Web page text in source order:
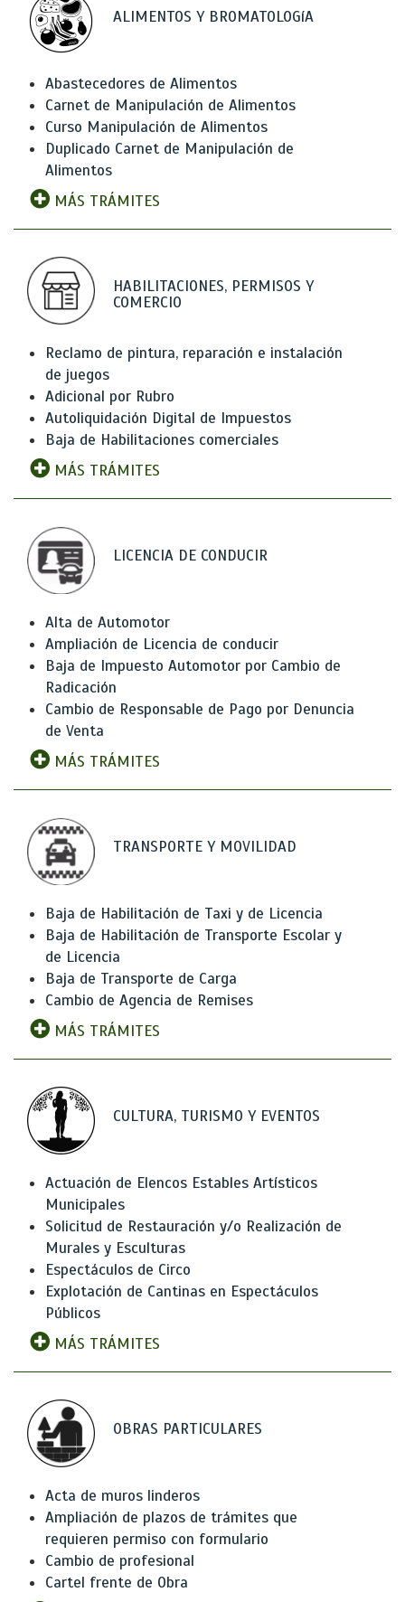
ALIMENTOS Y BROMATOLOGíA
Abastecedores de Alimentos
Carnet de Manipulación de Alimentos
Curso Manipulación de Alimentos
Duplicado Carnet de Manipulación de
Alimentos
MÁS TRÁMITES
HABILITACIONES, PERMISOS Y
COMERCIO
Reclamo de pintura, reparación e instalación
de juegos
Adicional por Rubro
Autoliquidación Digital de Impuestos
Baja de Habilitaciones comerciales
MÁS TRÁMITES
LICENCIA DE CONDUCIR
Alta de Automotor
Ampliación de Licencia de conducir
Baja de Impuesto Automotor por Cambio de
Radicación
Cambio de Responsable de Pago por Denuncia
de Venta
MÁS TRÁMITES
TRANSPORTE Y MOVILIDAD
Baja de Habilitación de Taxi y de Licencia
Baja de Habilitación de Transporte Escolar y
de Licencia
Baja de Transporte de Carga
Cambio de Agencia de Remises
MÁS TRÁMITES
CULTURA, TURISMO Y EVENTOS
Actuación de Elencos Estables Artísticos
Municipales
Solicitud de Restauración y/o Realización de
Murales y Esculturas
Espectáculos de Circo
Explotación de Cantinas en Espectáculos
Públicos
MÁS TRÁMITES
OBRAS PARTICULARES
Acta de muros linderos
Ampliación de plazos de trámites que
requieren permiso con formulario
Cambio de profesional
Cartel frente de Obra